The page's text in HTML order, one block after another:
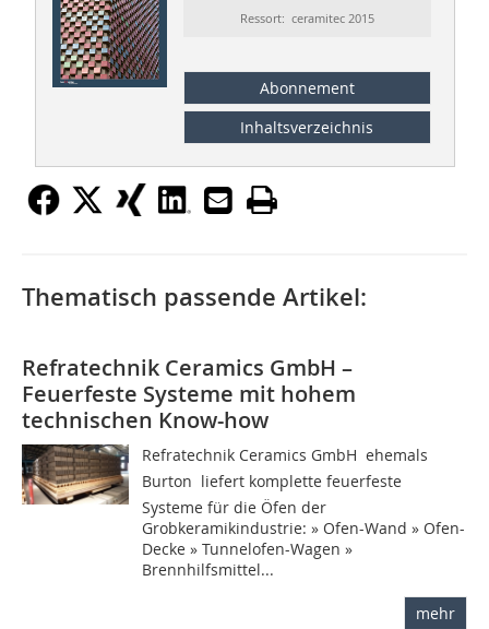
Ressort: ceramitec 2015
Abonnement
Inhaltsverzeichnis
Thematisch passende Artikel:
Refratechnik Ceramics GmbH –
Feuerfeste Systeme mit hohem
technischen Know-how
Refratechnik Ceramics GmbH  ehemals
Burton  liefert komplette feuerfeste
Systeme für die Öfen der
Grobkeramikindustrie: » Ofen-Wand » Ofen-
Decke » Tunnelofen-Wagen »
Brennhilfsmittel...
mehr